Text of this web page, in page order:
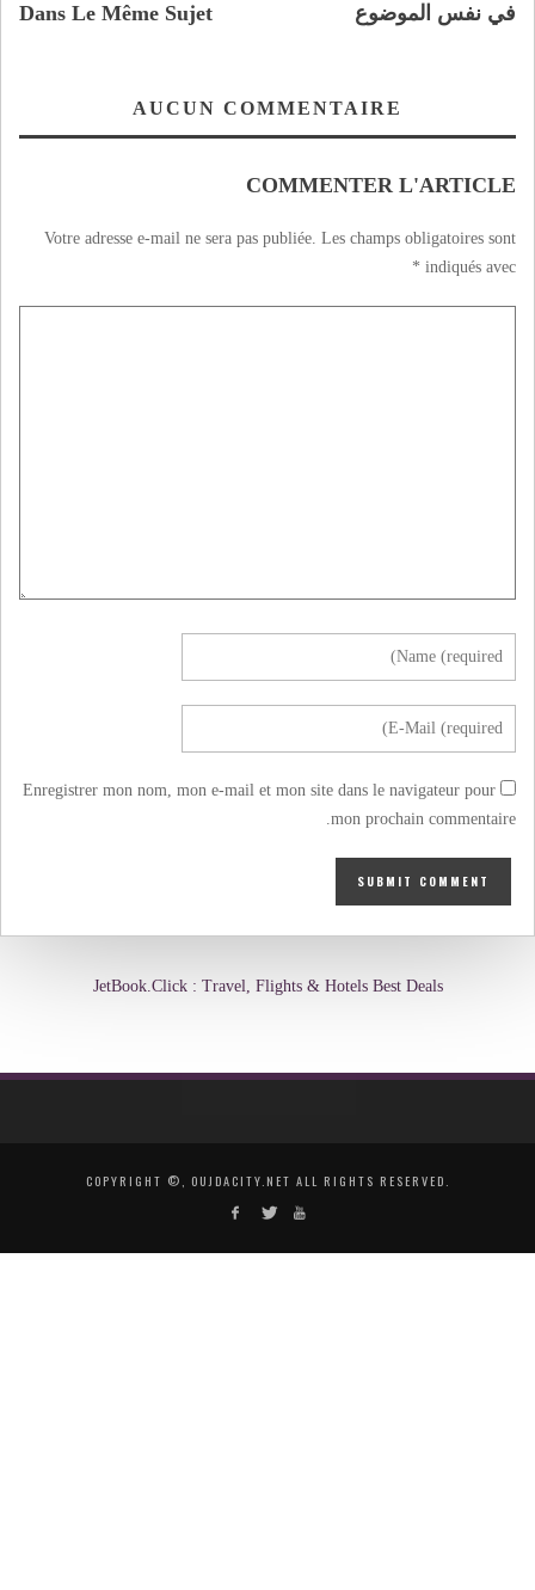
Dans Le Même Sujet في نفس الموضوع
AUCUN COMMENTAIRE
COMMENTER L'ARTICLE
Votre adresse e-mail ne sera pas publiée. Les champs obligatoires sont
indiqués avec
*
Enregistrer mon nom, mon e-mail et mon site dans le navigateur pour
mon prochain commentaire.
JetBook.Click : Travel, Flights & Hotels Best Deals
COPYRIGHT ©, OUJDACITY.NET ALL RIGHTS RESERVED.